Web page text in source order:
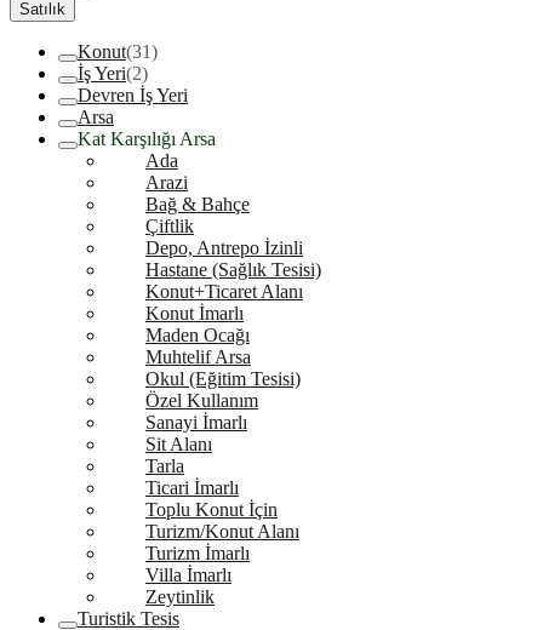
Satılık
Konut(31)
İş Yeri(2)
Devren İş Yeri
Arsa
Kat Karşılığı Arsa
Ada
Arazi
Bağ & Bahçe
Çiftlik
Depo, Antrepo İzinli
Hastane (Sağlık Tesisi)
Konut+Ticaret Alanı
Konut İmarlı
Maden Ocağı
Muhtelif Arsa
Okul (Eğitim Tesisi)
Özel Kullanım
Sanayi İmarlı
Sit Alanı
Tarla
Ticari İmarlı
Toplu Konut İçin
Turizm/Konut Alanı
Turizm İmarlı
Villa İmarlı
Zeytinlik
Turistik Tesis